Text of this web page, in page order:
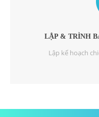
LẬP & TRÌNH
Lập kế hoạch